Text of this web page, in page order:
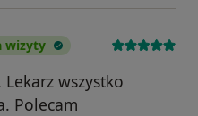
wizyty
wszystko
Polecam